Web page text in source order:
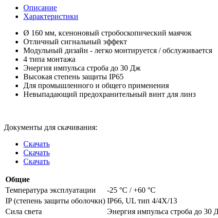
Описание
Характеристики
Ø 160 мм, ксеноновый стробоскопический маячок
Отличный сигнальный эффект
Модульный дизайн - легко монтируется / обслуживается
4 типа монтажа
Энергия импульса строба до 30 Дж
Высокая степень защиты IP65
Для промышленного и общего применения
Невыпадающий предохранительный винт для линз
Документы для скачивания:
Скачать
Скачать
Скачать
Общие
Температура эксплуатации
-25 °C / +60 °C
IP (степень защиты оболочки) IP66, UL тип 4/4X/13
Сила света
Энергия импульса строба до 30